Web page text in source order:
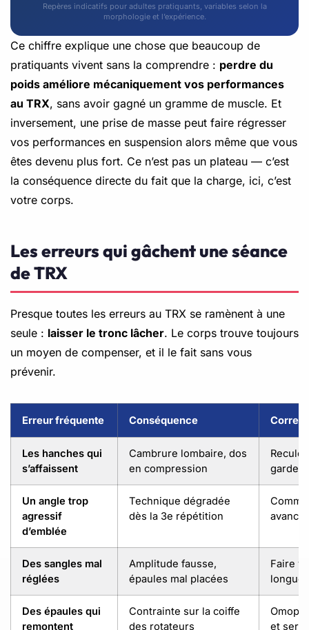
Repères indicatifs pour adultes pratiquants, variables selon la
morphologie et l’expérience.
Ce chiffre explique une chose que beaucoup de
pratiquants vivent sans la comprendre : perdre du
poids améliore mécaniquement vos performances
au TRX, sans avoir gagné un gramme de muscle. Et
inversement, une prise de masse peut faire régresser
vos performances en suspension alors même que vous
êtes devenu plus fort. Ce n’est pas un plateau — c’est
la conséquence directe du fait que la charge, ici, c’est
votre corps.
Les erreurs qui gâchent une séance
de TRX
Presque toutes les erreurs au TRX se ramènent à une
seule : laisser le tronc lâcher. Le corps trouve toujours
un moyen de compenser, et il le fait sans vous
prévenir.
Erreur fréquente Conséquence
Les hanches qui
s’affaissent
Cambrure lombaire, dos
en compression
Reculer
garder
Un angle trop
agressif
d’emblée
Technique dégradée
dès la 3e répétition
Des sangles mal
réglées
Amplitude fausse,
épaules mal placées
Faire
Des épaules qui
remontent
Contrainte sur la coiffe
des rotateurs
et